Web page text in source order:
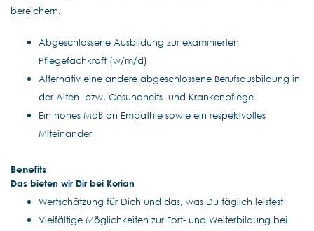
bereichern.
Abgeschlossene Ausbildung zur examinierten
Pflegefachkraft (w/m/d)
Alternativ eine andere abgeschlossene Berufsausbildung in
der Alten- bzw. Gesundheits- und Krankenpflege
Ein hohes Maß an Empathie sowie ein respektvolles
Miteinander
Benefits
Das bieten wir Dir bei Korian
Wertschätzung für Dich und das, was Du täglich leistest
Vielfältige Möglichkeiten zur Fort- und Weiterbildung bei